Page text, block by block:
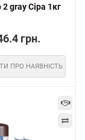
2 gray Сіра 1кг
грн.
ПРО НАЯВНІСТЬ